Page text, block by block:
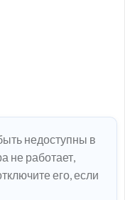
недоступны в
не работает,
его, если